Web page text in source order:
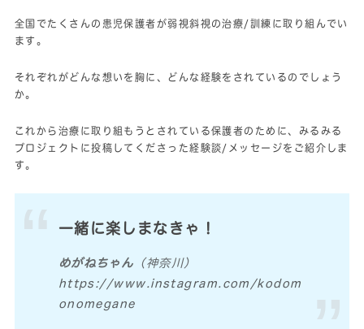
全国でたくさんの患児保護者が弱視斜視の治療/訓練に取り組んでい
ます。
それぞれがどんな想いを胸に、どんな経験をされているのでしょう
か。
これから治療に取り組もうとされている保護者のために、みるみる
プロジェクトに投稿してくださった経験談/メッセージをご紹介しま
す。
一緒に楽しまなきゃ！
めがねちゃん （神奈川）
https://www.instagram.com/kodom
onomegane